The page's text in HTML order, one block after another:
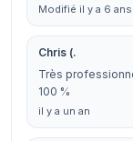
Modifié il y a 6 ans
Chris (.
Très
100 %
il y a un an